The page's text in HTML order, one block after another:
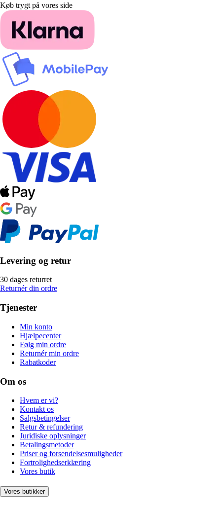
Køb trygt på vores side
Levering og retur
30 dages returret
Returnér din ordre
Tjenester
Min konto
Hjælpecenter
Følg min ordre
Returnér min ordre
Rabatkoder
Om os
Hvem er vi?
Kontakt os
Salgsbetingelser
Retur & refundering
Juridiske oplysninger
Betalingsmetoder
Priser og forsendelsesmuligheder
Fortrolighedserklæring
Vores butik
Vores butikker